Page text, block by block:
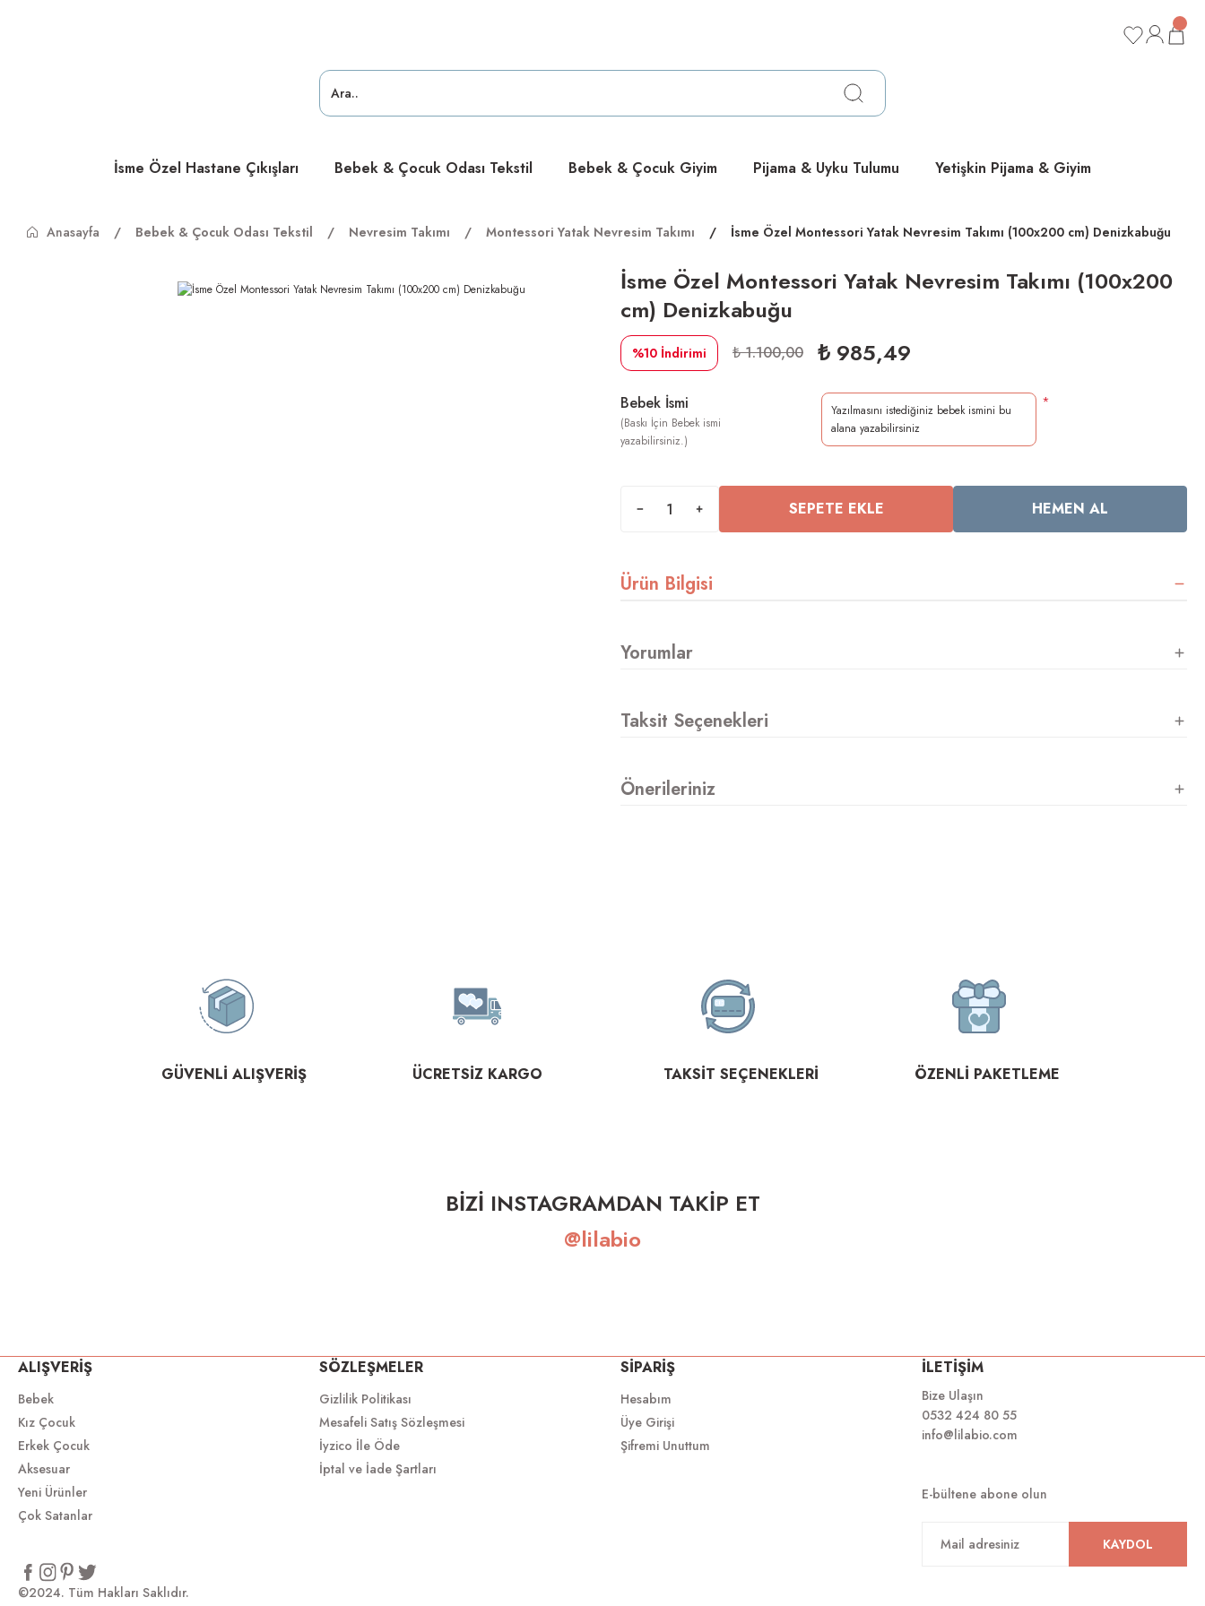
ücretsiz
İsme Özel Hastane Çıkışları Bebek & Çocuk Odası Tekstil Bebek & Çocuk Giyim Pijama & Uyku Tulumu Yetişkin Pijama & Giyim
Anasayfa Bebek & Çocuk Odası Tekstil Nevresim Takımı Montessori Yatak Nevresim Takımı İsme Özel Montessori Yatak Nevresim Takımı (100x200 cm) Denizkabuğu
İsme Özel Montessori Yatak Nevresim Takımı (100x200
cm) Denizkabuğu
%10 İndirimi ₺ 1.100,00 ₺ 985,49
Bebek İsmi *
SEPETE EKLE HEMEN AL
Ürün Bilgisi
Yorumlar
Taksit Seçenekleri
Önerileriniz
GÜVENLİ ALIŞVERİŞ ÜCRETSİZ KARGO TAKSİT SEÇENEKLERİ ÖZENLİ PAKETLEME
BİZİ INSTAGRAMDAN TAKİP ET
@lilabio
ALIŞVERİŞ
Bebek
Kız Çocuk
Erkek Çocuk
Aksesuar
Yeni Ürünler
Çok Satanlar
SÖZLEŞMELER
Gizlilik Politikası
Mesafeli Satış Sözleşmesi
İyzico İle Öde
İptal ve İade Şartları
SİPARİŞ
Hesabım
Üye Girişi
Şifremi Unuttum
İLETİŞİM
Bize Ulaşın
0532 424 80 55
info@lilabio.com
E-bültene abone olun
KAYDOL
©2024. Tüm Hakları Saklıdır.